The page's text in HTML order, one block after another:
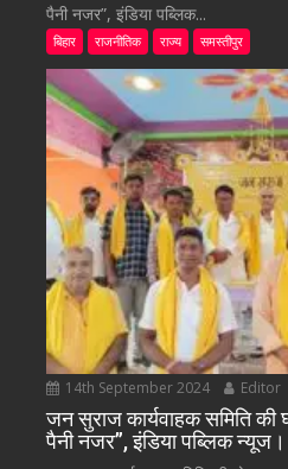
पैनी नजर”, इंडिया पब्लिक...
बिहार राजनीतिक राज्य समस्तीपुर
14th September 2024 Editor
जन सुराज कार्यवाहक समिति की
पैनी नजर”, इंडिया पब्लिक न्यूज।